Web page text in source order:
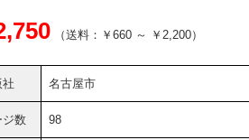
（送料：￥660 ～ ￥2,200）
社 名古屋市
ジ数 98